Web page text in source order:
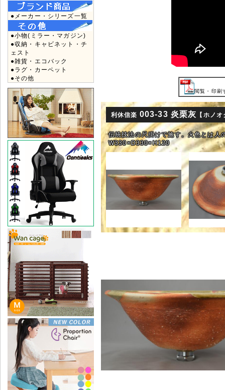
●メーカー・シリーズ一覧
●小物(ミラー・マガジン)
●収納・キャビネット・チ
ェスト
●雑貨・エコバック
●ラグ・カーペット
●その他
閲覧・印
利休信楽 003-33 炎栗灰 【ホノ
伝統技法の尺掛けで施す。火色とは人
W330×D330×H120